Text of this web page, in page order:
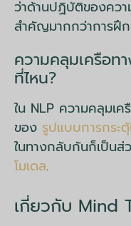
ว่าด้านปฏิบัติของคว
สำคัญมากกว่าการฝึ
ความคลุมเครือท
ที่ไหน?
ใน NLP ความคลุมเ
ของ รูปแบบการกระ
ในทางกลับกันก็เป็นส่
โมเดล.
เกี่ยวกับ Mind